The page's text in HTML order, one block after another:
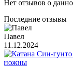
Нет отзывов о
Последние отзывы
Павел
11.12.2024